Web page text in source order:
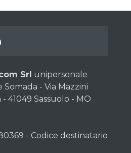
Srl unipersonale
- Via Mazzini
41049 Sassuolo - MO
- Codice destinatario